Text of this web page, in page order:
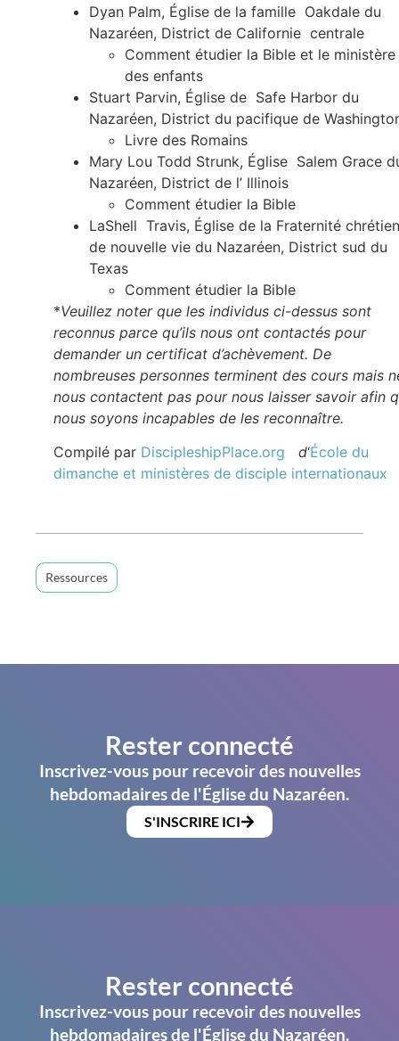
Dyan Palm, Église de la famille Oakdale du
Nazaréen, District de Californie centrale
Comment étudier la Bible et le ministère
des enfants
Stuart Parvin, Église de Safe Harbor du
Nazaréen, District du pacifique de
Livre des Romains
Mary Lou Todd Strunk, Église Salem Grace
Nazaréen, District de l’ Illinois
Comment étudier la Bible
LaShell Travis, Église de la Fraternité
de nouvelle vie du Nazaréen, District sud du
Texas
Comment étudier la Bible
*Veuillez noter que les individus ci-dessus sont
reconnus parce qu’ils nous ont contactés pour
demander un certificat d’achèvement. De
nombreuses personnes terminent des cours mais
nous contactent pas pour nous laisser savoir afin
nous soyons incapables de les reconnaître.
Compilé par DiscipleshipPlace.org d‘École du
dimanche et ministères de disciple internationaux
Ressources
Rester connecté
Inscrivez-vous pour recevoir des nouvelles
hebdomadaires de l'Église du Nazaréen.
S'INSCRIRE ICI
Rester connecté
Inscrivez-vous pour recevoir des nouvelles
hebdomadaires de l'Église du Nazaréen.